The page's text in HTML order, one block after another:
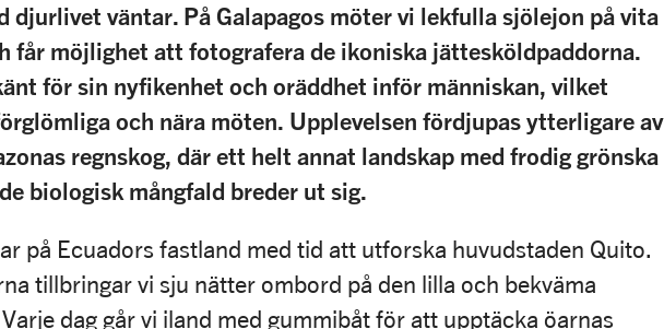
djurlivet väntar. På Galapagos möter vi lekfulla sjölejon på vita
får möjlighet att fotografera de ikoniska jättesköldpaddorna.
för sin nyfikenhet och oräddhet inför människan, vilket
och nära möten. Upplevelsen fördjupas ytterligare av
regnskog, där ett helt annat landskap med frodig grönska
biologisk mångfald breder ut sig.
på Ecuadors fastland med tid att utforska huvudstaden Quito.
tillbringar vi sju nätter ombord på den lilla och bekväma
dag går vi iland med gummibåt för att upptäcka öarnas